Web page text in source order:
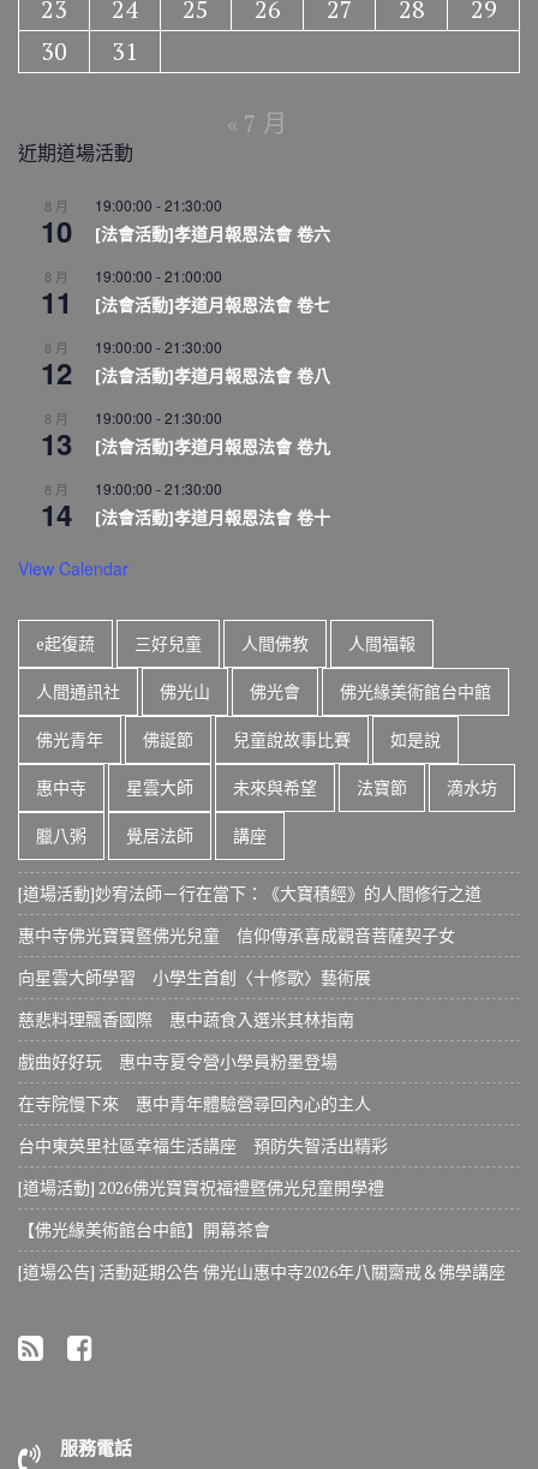
23
24 25 26 27 28
29
30
31
« 7 月
近期道場活動
8 月
10
19:00:00 -21:30:00
[法會活動]孝道月報恩法會 卷六
8 月
11
19:00:00 -21:00:00
[法會活動]孝道月報恩法會 卷七
8 月
12
19:00:00 -21:30:00
[法會活動]孝道月報恩法會 卷八
8 月
13
19:00:00 -21:30:00
[法會活動]孝道月報恩法會 卷九
8 月
14
19:00:00 -21:30:00
[法會活動]孝道月報恩法會 卷十
View Calendar
e起復蔬 三好兒童 人間佛教 人間福報
人間通訊社 佛光山 佛光會 佛光緣美術館台中館
佛光青年 佛誕節 兒童說故事比賽 如是說
惠中寺 星雲大師 未來與希望 法寶節 滴水坊
臘八粥 覺居法師 講座
[道場活動]妙宥法師－行在當下：《大寶積經》的人間修行之道
惠中寺佛光寶寶暨佛光兒童 信仰傳承喜成觀音菩薩契子女
向星雲大師學習 小學生首創〈十修歌〉藝術展
慈悲料理飄香國際 惠中蔬食入選米其林指南
戲曲好好玩 惠中寺夏令營小學員粉墨登場
在寺院慢下來 惠中青年體驗營尋回內心的主人
台中東英里社區幸福生活講座 預防失智活出精彩
[道場活動] 2026佛光寶寶祝福禮暨佛光兒童開學禮
【佛光緣美術館台中館】開幕茶會
[道場公告] 活動延期公告 佛光山惠中寺2026年八關齋戒＆佛學講座
服務電話